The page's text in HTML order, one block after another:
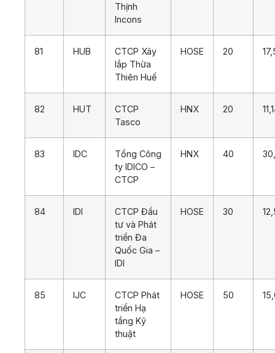
Thịnh
Incons
81 HUB
CTCP Xây
lắp Thừa
Thiên Huế
HOSE 20
82 HUT
CTCP
Tasco
HNX 20
83 IDC
Tổng Công
ty IDICO –
CTCP
HNX 40
84 IDI
CTCP Đầu
tư và Phát
triển Đa
Quốc Gia –
IDI
HOSE 30
85 IJC
CTCP Phát
triển Hạ
tầng Kỹ
thuật
HOSE 50